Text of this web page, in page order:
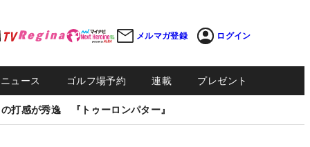
メルマガ登録 ログイン
ュース ゴルフ場予約 連載 プレゼント
打感が秀逸 『トゥーロンパター』